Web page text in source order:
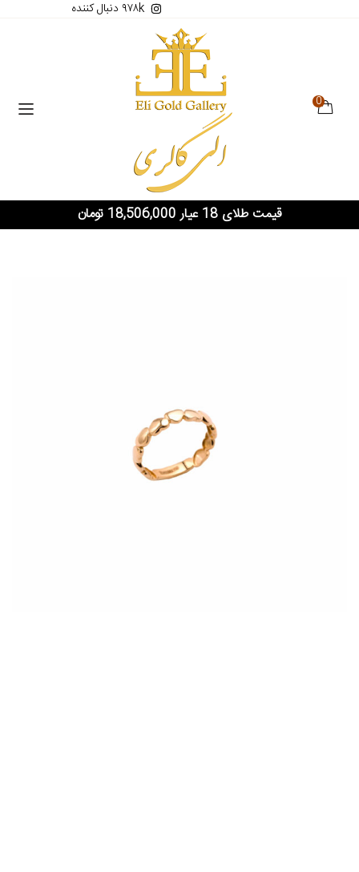
۹۷۸k دنبال کننده
0
قیمت طلای 18 عیار 18,506,000 تومان